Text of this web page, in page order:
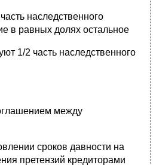
наследственного
в равных долях остальное
1/2 часть наследственного
между
сроков давности на
претензий кредиторами